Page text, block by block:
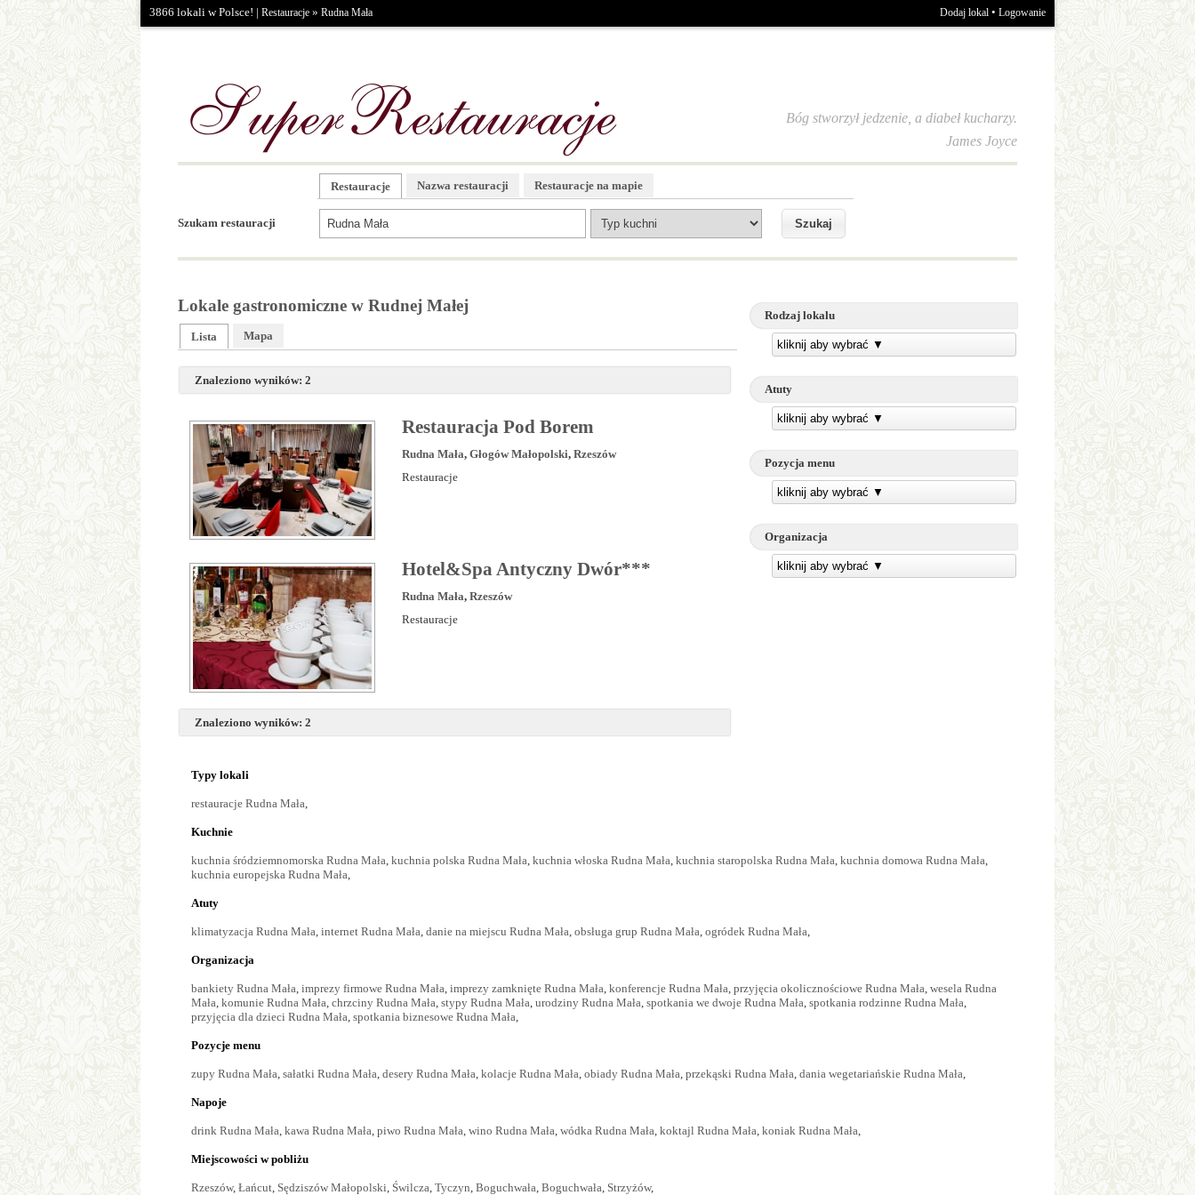
3866 lokali w Polsce! | Restauracje » Rudna Mała Dodaj lokal • Logowanie
Bóg stworzył jedzenie, a diabeł kucharzy.
James Joyce
Szukam restauracji
Restauracje Nazwa restauracji Restauracje na mapie
Rodzaj lokalu
kliknij aby wybrać ▼
Atuty
kliknij aby wybrać ▼
Pozycja menu
kliknij aby wybrać ▼
Organizacja
kliknij aby wybrać ▼
Lokale gastronomiczne w Rudnej Małej
Lista Mapa
Znaleziono wyników: 2
Restauracja Pod Borem
Rudna Mała, Głogów Małopolski, Rzeszów
Restauracje
Hotel&Spa Antyczny Dwór***
Rudna Mała, Rzeszów
Restauracje
Znaleziono wyników: 2
Typy lokali
restauracje Rudna Mała,
Kuchnie
kuchnia śródziemnomorska Rudna Mała, kuchnia polska Rudna Mała, kuchnia włoska Rudna Mała, kuchnia staropolska Rudna Mała, kuchnia domowa Rudna Mała,
kuchnia europejska Rudna Mała,
Atuty
klimatyzacja Rudna Mała, internet Rudna Mała, danie na miejscu Rudna Mała, obsługa grup Rudna Mała, ogródek Rudna Mała,
Organizacja
bankiety Rudna Mała, imprezy firmowe Rudna Mała, imprezy zamknięte Rudna Mała, konferencje Rudna Mała, przyjęcia okolicznościowe Rudna Mała, wesela Rudna
Mała, komunie Rudna Mała, chrzciny Rudna Mała, stypy Rudna Mała, urodziny Rudna Mała, spotkania we dwoje Rudna Mała, spotkania rodzinne Rudna Mała,
przyjęcia dla dzieci Rudna Mała, spotkania biznesowe Rudna Mała,
Pozycje menu
zupy Rudna Mała, sałatki Rudna Mała, desery Rudna Mała, kolacje Rudna Mała, obiady Rudna Mała, przekąski Rudna Mała, dania wegetariańskie Rudna Mała,
Napoje
drink Rudna Mała, kawa Rudna Mała, piwo Rudna Mała, wino Rudna Mała, wódka Rudna Mała, koktajl Rudna Mała, koniak Rudna Mała,
Miejscowości w pobliżu
Rzeszów, Łańcut, Sędziszów Małopolski, Świlcza, Tyczyn, Boguchwała, Boguchwała, Strzyżów,